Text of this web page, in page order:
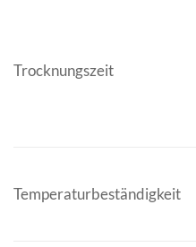
Trocknungszeit
Temperaturbeständigkeit